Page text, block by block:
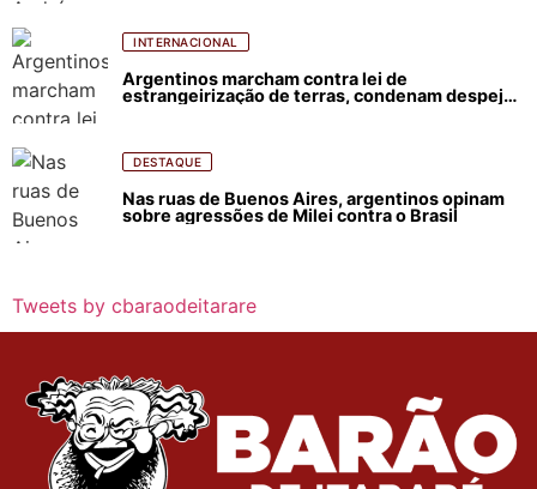
INTERNACIONAL
Argentinos marcham contra lei de
estrangeirização de terras, condenam despejos
DESTAQUE
Nas ruas de Buenos Aires, argentinos opinam
sobre agressões de Milei contra o Brasil
Tweets by cbaraodeitarare